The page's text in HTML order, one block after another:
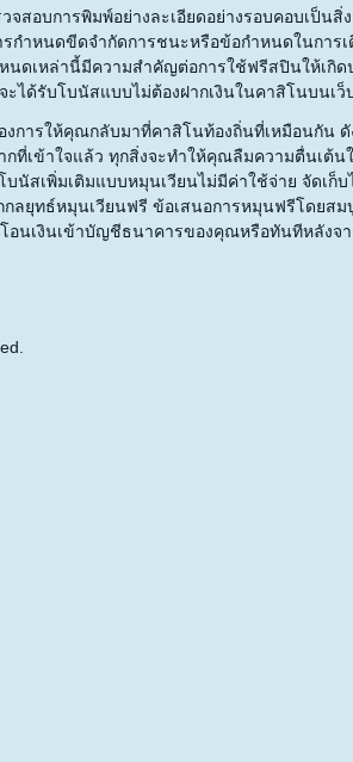
วจสอบการพิมพ์อย่างละเอียดอย่างรอบคอบเป็น
รกำหนดขีดจำกัดการชนะหรือข้อกำหนดในการ
นดเหล่านี้มีความสำคัญต่อการใช้ฟรีสปินให้เกิ
ได้รับโบนัสแบบไม่ต้องฝากเงินในคาสิโนบนเว็
งการให้คุณกลับมาที่คาสิโนท้องถิ่นที่เหมือนกัน
กที่เข้าใจแล้ว ทุกสิ่งจะทำให้คุณลืมความตื่นเต้
นัสเพิ่มเติมแบบหมุนเวียนไม่มีค่าใช้จ่าย จัดเก็
กลยุทธ์หมุนเวียนฟรี ข้อเสนอการหมุนฟรีโดยส
นเงินเข้าบัญชีธนาคารของคุณหรือทันทีหลังจ